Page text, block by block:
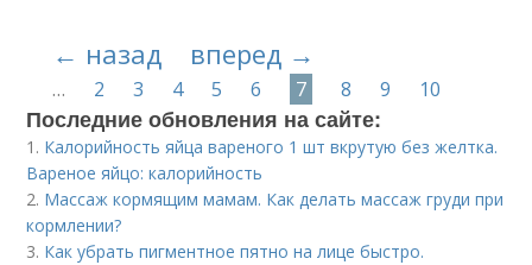
← назад вперед →
… 2 3 4 5 6 7 8 9 10
Последние обновления на сайте:
1. Калорийность яйца вареного 1 шт вкрутую без желтка.
Вареное яйцо: калорийность
2. Массаж кормящим мамам. Как делать массаж груди при
кормлении?
3. Как убрать пигментное пятно на лице быстро.